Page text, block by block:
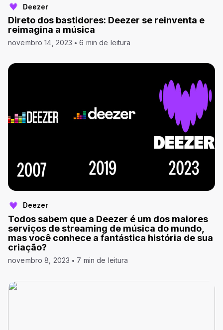
Deezer
Direto dos bastidores: Deezer se reinventa e
reimagina a música
novembro 14, 2023 6 min de leitura
Deezer
Todos sabem que a Deezer é um dos maiores
serviços de streaming de música do mundo,
mas você conhece a fantástica história de sua
criação?
novembro 8, 2023 7 min de leitura